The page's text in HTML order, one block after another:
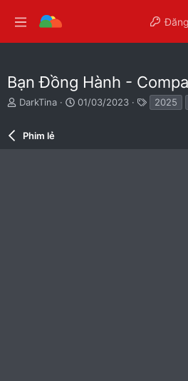
Bạn Đồng Hành -
T
e
DarkTina
N
01/03/2023
ừ
2025
Phim lẻ